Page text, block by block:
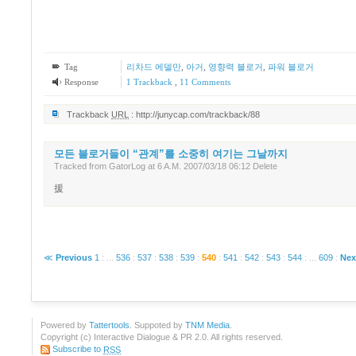
Tag 리차드 에델만, 아거 영향력 블로거 파워 블로거
Response
1 Trackback 11 Comments
Trackback URL : http://junycap.com/trackback/88
모든 블로거들이 “관계”를 소중히 여기는 그날까지
Tracked from GatorLog at 6 A.M. 2007/03/18 06:12 Delete
援
≪ Previous 1 : 536 : 537 : 538 : 539 : 540 : 541 : 542 : 543 : 544 : 609 :
Powered by Tattertools . Suppoted by TNM Media
Copyright (c) Interactive Dialogue & PR 2.0. All rights reserved.
Subscribe to RSS